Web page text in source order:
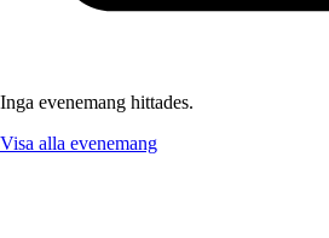
Inga evenemang hittades.
Visa alla evenemang